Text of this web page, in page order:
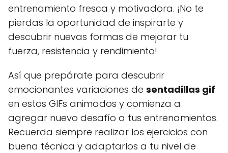
entrenamiento fresca y motivadora. ¡No te
pierdas la oportunidad de inspirarte y
descubrir nuevas formas de mejorar tu
fuerza, resistencia y rendimiento!
Así que prepárate para descubrir
emocionantes variaciones de sentadillas gif
en estos GIFs animados y comienza a
agregar nuevo desafío a tus entrenamientos.
Recuerda siempre realizar los ejercicios con
buena técnica y adaptarlos a tu nivel de